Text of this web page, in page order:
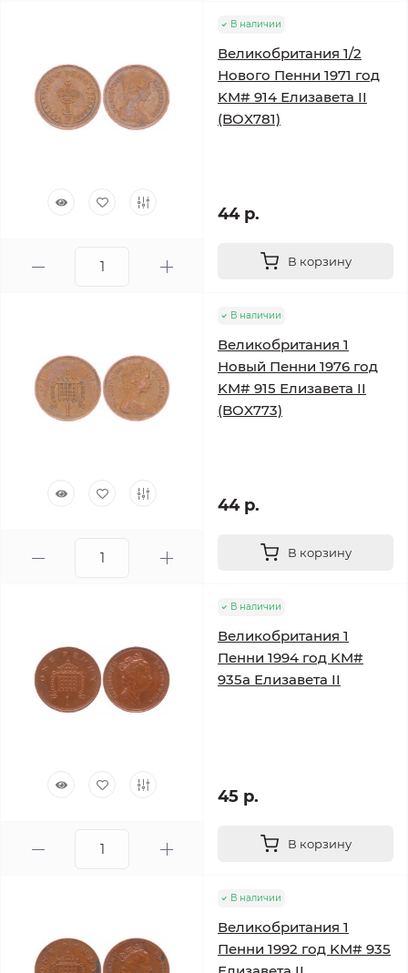
В наличии
Великобритания 1/2
Нового Пенни 1971 год
KM# 914 Елизавета II
(BOX781)
44 р.
В корзину
В наличии
Великобритания 1
Новый Пенни 1976 год
KM# 915 Елизавета II
(BOX773)
44 р.
В корзину
В наличии
Великобритания 1
Пенни 1994 год KM#
935a Елизавета II
45 р.
В корзину
В наличии
Великобритания 1
Пенни 1992 год KM# 935